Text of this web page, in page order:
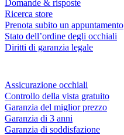
Domande & risposte
Ricerca store
Prenota subito un appuntamento
Stato dell’ordine degli occhiali
Diritti di garanzia legale
Assicurazione occhiali
Controllo della vista gratuito
Garanzia del miglior prezzo
Garanzia di 3 anni
Garanzia di soddisfazione